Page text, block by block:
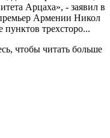
Арцаха», - заявил в
Армении Никол
трехсторо...
чтобы читать больше